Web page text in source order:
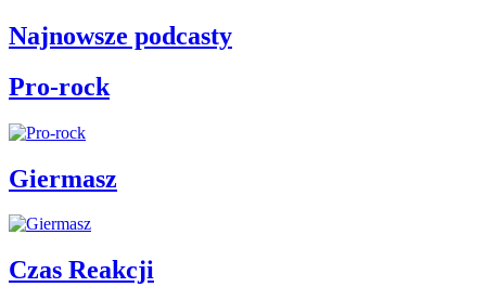
Najnowsze podcasty
Pro-rock
Giermasz
Czas Reakcji